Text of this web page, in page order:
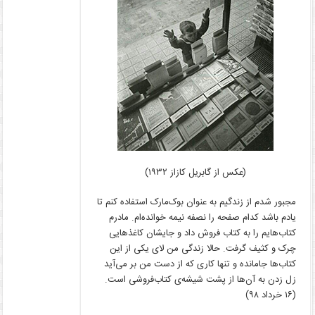
(عکس از گابریل کازاز ۱۹۳۲)
مجبور شدم از زندگیم به عنوان بوک‌مارک استفاده کنم تا
یادم باشد کدام صفحه را نصفه نیمه خوانده‌ام. مادرم
کتاب‌هایم را به کتاب فروش داد و جایشان کاغذهایی
چرک و کثیف گرفت. حالا زندگی من لای یکی از این
کتاب‌ها جامانده و تنها کاری که از دست من بر می‌آید
زل زدن به آن‌ها از پشت شیشه‌ی کتاب‌فروشی است.
(۱۶ خرداد ۹۸)